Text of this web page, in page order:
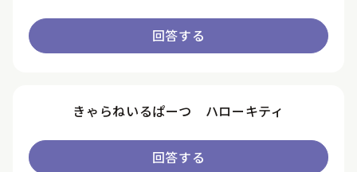
回答する
きゃらねいるぱーつ ハローキティ
回答する